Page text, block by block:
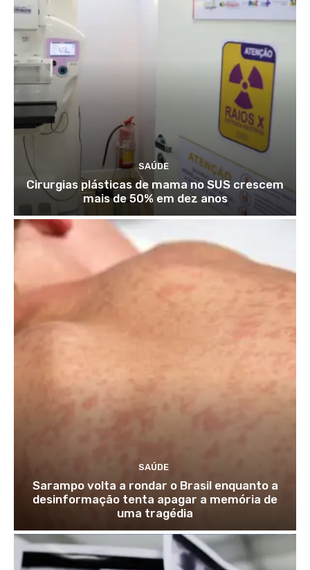
SAÚDE
Cirurgias plásticas de mama no SUS crescem
mais de 50% em dez anos
SAÚDE
Sarampo volta a rondar o Brasil enquanto a
desinformação tenta apagar a memória de
uma tragédia